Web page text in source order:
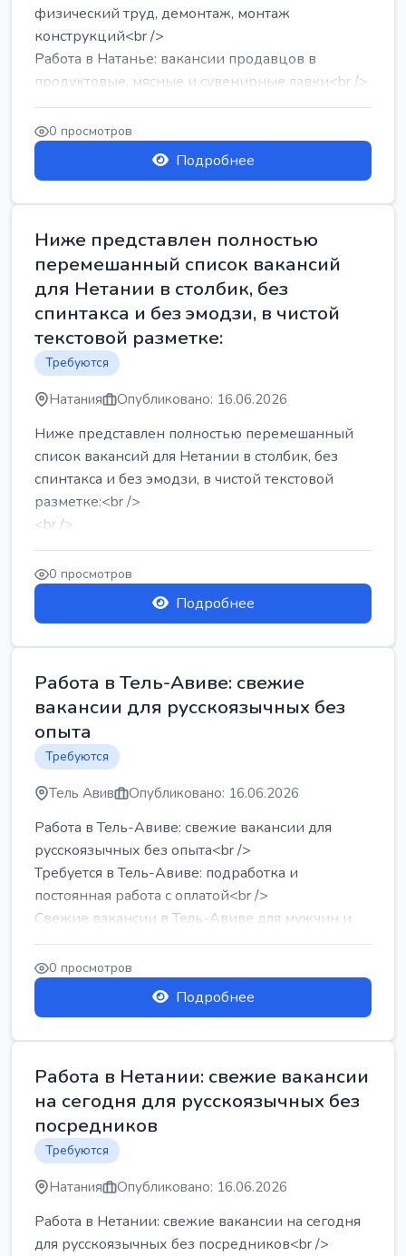
физический труд, демонтаж, монтаж
конструкций<br />
Работа в Натанье: вакансии продавцов в
продуктовые, мясные и сувенирные лавки<br />
Разнорабочий на сборку м...
0 просмотров
Подробнее
Ниже представлен полностью
перемешанный список вакансий
для Нетании в столбик, без
спинтакса и без эмодзи, в чистой
текстовой разметке:
Требуются
Натания Опубликовано: 16.06.2026
Ниже представлен полностью перемешанный
список вакансий для Нетании в столбик, без
спинтакса и без эмодзи, в чистой текстовой
разметке:<br />
<br />
Работа в Нетании на мебельном производстве:
требу...
0 просмотров
Подробнее
Работа в Тель-Авиве: свежие
вакансии для русскоязычных без
опыта
Требуются
Тель Авив Опубликовано: 16.06.2026
Работа в Тель-Авиве: свежие вакансии для
русскоязычных без опыта<br />
Требуется в Тель-Авиве: подработка и
постоянная работа с оплатой<br />
Свежие вакансии в Тель-Авиве для мужчин и
женщин от хозя...
0 просмотров
Подробнее
Работа в Нетании: свежие вакансии
на сегодня для русскоязычных без
посредников
Требуются
Натания Опубликовано: 16.06.2026
Работа в Нетании: свежие вакансии на сегодня
для русскоязычных без посредников<br />